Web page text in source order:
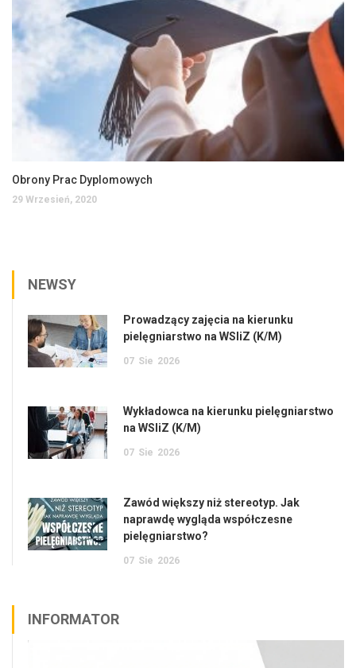
Obrony Prac Dyplomowych
29 Wrzesień, 2020
NEWSY
Prowadzący zajęcia na kierunku
pielęgniarstwo na WSIiZ (K/M)
07 Sie 2026
Wykładowca na kierunku pielęgniarstwo
na WSIiZ (K/M)
07 Sie 2026
Zawód większy niż stereotyp. Jak
naprawdę wygląda współczesne
pielęgniarstwo?
07 Sie 2026
INFORMATOR